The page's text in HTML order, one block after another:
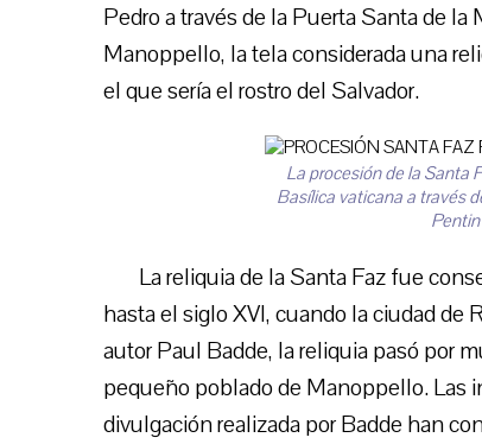
Pedro a través de la Puerta Santa de
Manoppello, la tela considerada una
el que sería el rostro del Salvador.
La procesión de la Santa
Basílica vaticana a través
La reliquia de la Santa Faz fue
hasta el siglo XVI, cuando la ciudad de
autor Paul Badde, la reliquia pasó por
pequeño poblado de Manoppello. Las
divulgación realizada por Badde han